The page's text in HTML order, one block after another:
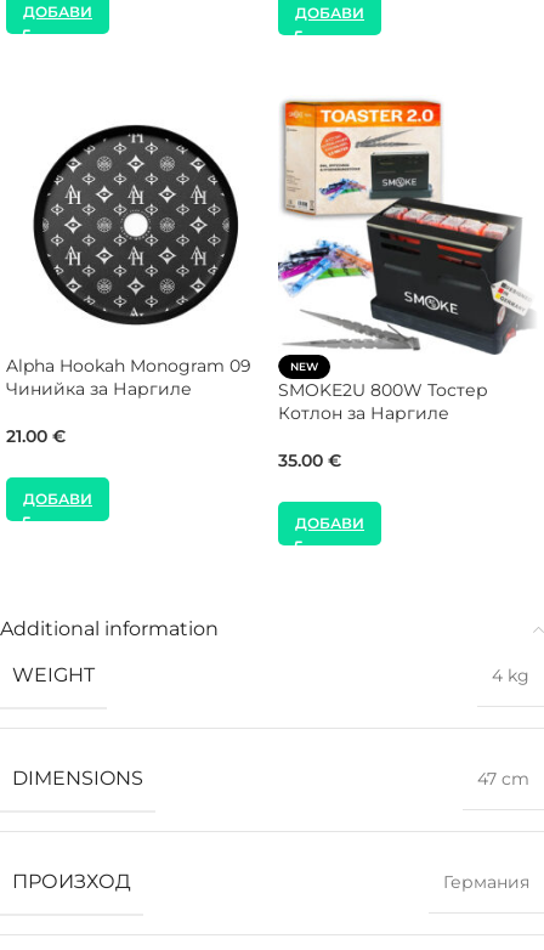
ДОБАВИ ДОБАВИ
Alpha Hookah Monogram 09
Чинийка за Наргиле
21.00 €
ДОБАВИ
NEW
SMOKE2U 800W Тостер
Котлон за Наргиле
35.00 €
ДОБАВИ
Additional information
WEIGHT
4 kg
DIMENSIONS 47 cm
ПРОИЗХОД Германия